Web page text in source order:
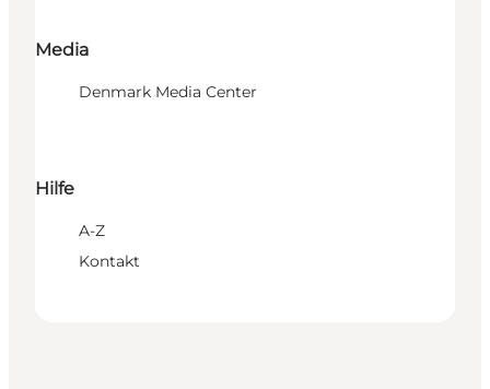
Media
Denmark Media Center
Hilfe
A-Z
Kontakt